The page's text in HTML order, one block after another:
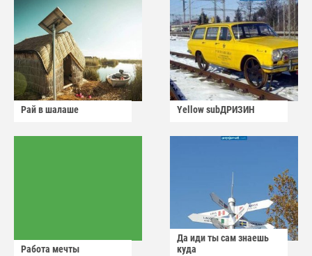
Рай в шалаше Yellow subДРИЗИН
Работа мечты
Да иди ты сам знаешь
куда